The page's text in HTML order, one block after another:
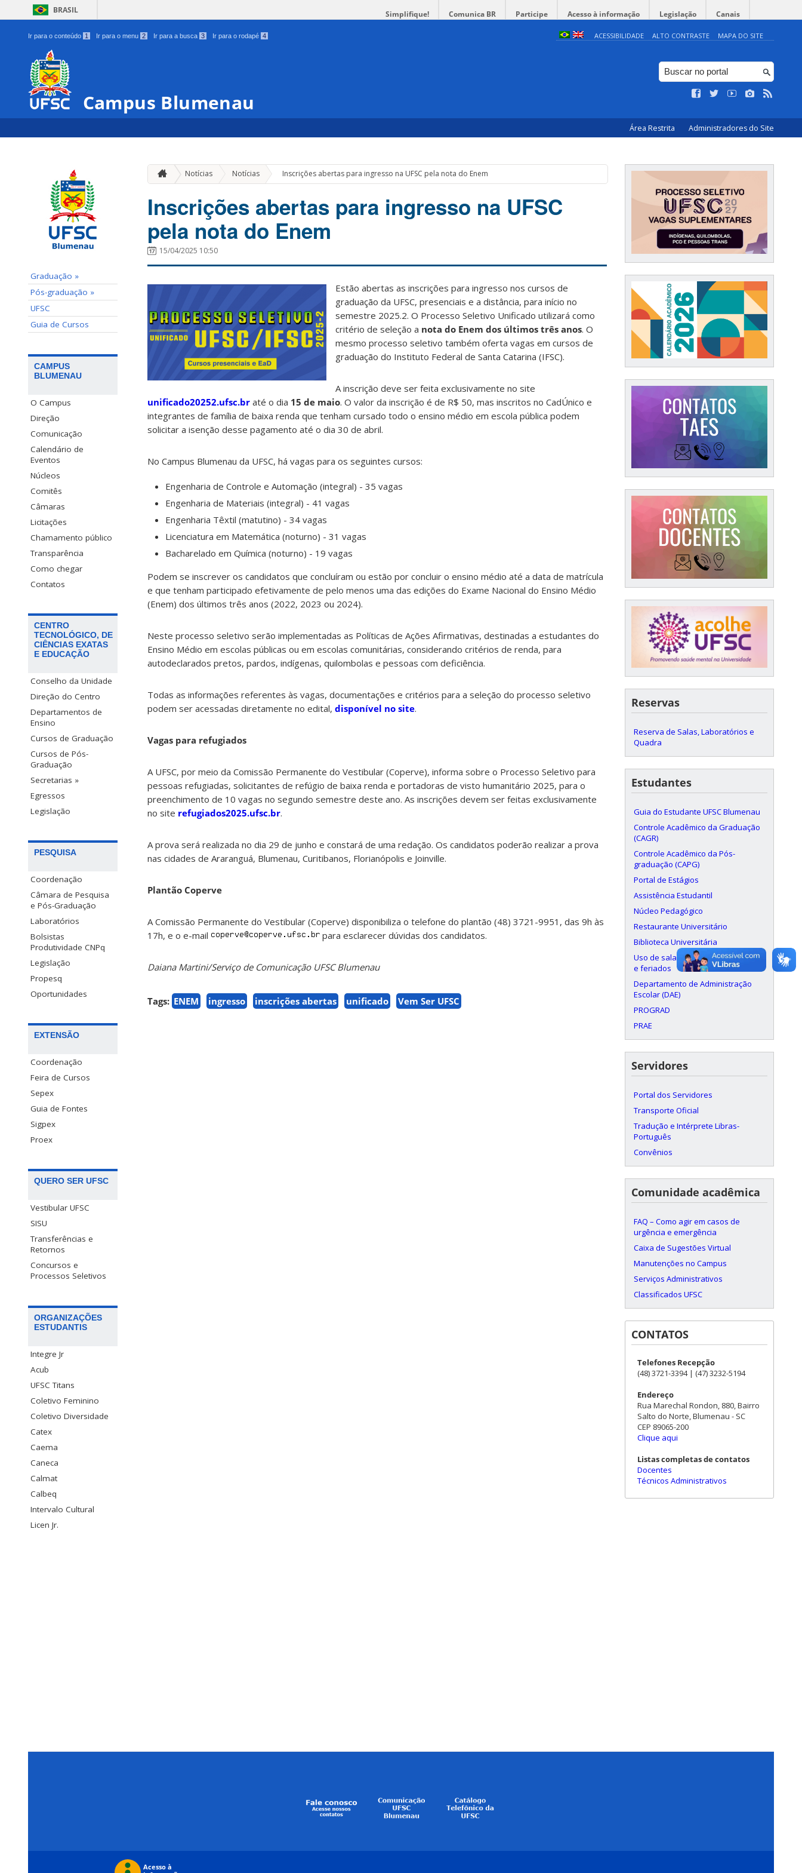
BRASIL Simplifique! Comunica BR Participe Acesso à informação Legislação Canais
Ir para o conteúdo 1 Ir para o menu 2 Ir para a busca 3 Ir para o rodapé 4 ACESSIBILIDADE ALTO CONTRASTE MAPA DO SITE
Campus Blumenau
Área Restrita Administradores do Site
Graduação »
Pós-graduação »
UFSC
Guia de Cursos
CAMPUS
BLUMENAU
O Campus
Direção
Comunicação
Calendário de
Eventos
Núcleos
Comitês
Câmaras
Licitações
Chamamento público
Transparência
Como chegar
Contatos
CENTRO
TECNOLÓGICO, DE
CIÊNCIAS EXATAS
E EDUCAÇÃO
Conselho da Unidade
Direção do Centro
Departamentos de
Ensino
Cursos de Graduação
Cursos de Pós-
Graduação
Secretarias »
Egressos
Legislação
PESQUISA
Coordenação
Câmara de Pesquisa
e Pós-Graduação
Laboratórios
Bolsistas
Produtividade CNPq
Legislação
Propesq
Oportunidades
EXTENSÃO
Coordenação
Feira de Cursos
Sepex
Guia de Fontes
Sigpex
Proex
QUERO SER UFSC
Vestibular UFSC
SISU
Transferências e
Retornos
Concursos e
Processos Seletivos
ORGANIZAÇÕES
ESTUDANTIS
Integre Jr
Acub
UFSC Titans
Coletivo Feminino
Coletivo Diversidade
Catex
Caema
Caneca
Calmat
Calbeq
Intervalo Cultural
Licen Jr.
Notícias Notícias » Inscrições abertas para ingresso na UFSC pela nota do Enem
Inscrições abertas para ingresso na UFSC
pela nota do Enem
15/04/2025 10:50
Estão abertas as inscrições para ingresso nos cursos de
graduação da UFSC, presenciais e a distância, para início no
semestre 2025.2. O Processo Seletivo Unificado utilizará como
critério de seleção a nota do Enem dos últimos três anos. O
mesmo processo seletivo também oferta vagas em cursos de
graduação do Instituto Federal de Santa Catarina (IFSC).
A inscrição deve ser feita exclusivamente no site
unificado20252.ufsc.br até o dia 15 de maio. O valor da inscrição é de R$ 50, mas inscritos no CadÚnico e
integrantes de família de baixa renda que tenham cursado todo o ensino médio em escola pública podem
solicitar a isenção desse pagamento até o dia 30 de abril.
No Campus Blumenau da UFSC, há vagas para os seguintes cursos:
Engenharia de Controle e Automação (integral) - 35 vagas
Engenharia de Materiais (integral) - 41 vagas
Engenharia Têxtil (matutino) - 34 vagas
Licenciatura em Matemática (noturno) - 31 vagas
Bacharelado em Química (noturno) - 19 vagas
Podem se inscrever os candidatos que concluíram ou estão por concluir o ensino médio até a data de matrícula
e que tenham participado efetivamente de pelo menos uma das edições do Exame Nacional do Ensino Médio
(Enem) dos últimos três anos (2022, 2023 ou 2024).
Neste processo seletivo serão implementadas as Políticas de Ações Afirmativas, destinadas a estudantes do
Ensino Médio em escolas públicas ou em escolas comunitárias, considerando critérios de renda, para
autodeclarados pretos, pardos, indígenas, quilombolas e pessoas com deficiência.
Todas as informações referentes às vagas, documentações e critérios para a seleção do processo seletivo
podem ser acessadas diretamente no edital, disponível no site.
Vagas para refugiados
A UFSC, por meio da Comissão Permanente do Vestibular (Coperve), informa sobre o Processo Seletivo para
pessoas refugiadas, solicitantes de refúgio de baixa renda e portadoras de visto humanitário 2025, para o
preenchimento de 10 vagas no segundo semestre deste ano. As inscrições devem ser feitas exclusivamente
no site refugiados2025.ufsc.br.
A prova será realizada no dia 29 de junho e constará de uma redação. Os candidatos poderão realizar a prova
nas cidades de Araranguá, Blumenau, Curitibanos, Florianópolis e Joinville.
Plantão Coperve
A Comissão Permanente do Vestibular (Coperve) disponibiliza o telefone do plantão (48) 3721-9951, das 9h às
17h, e o e-mail
para esclarecer dúvidas dos candidatos.
Daiana Martini/Serviço de Comunicação UFSC Blumenau
Tags: ENEM ingresso inscrições abertas unificado Vem Ser UFSC
Reservas
Reserva de Salas, Laboratórios e
Quadra
Estudantes
Guia do Estudante UFSC Blumenau
Controle Acadêmico da Graduação
(CAGR)
Controle Acadêmico da Pós-
graduação (CAPG)
Portal de Estágios
Assistência Estudantil
Núcleo Pedagógico
Restaurante Universitário
Biblioteca Universitária
Uso de salas aos finais de semana
e feriados
Departamento de Administração
Escolar (DAE)
PROGRAD
PRAE
Servidores
Portal dos Servidores
Transporte Oficial
Tradução e Intérprete Libras-
Português
Convênios
Comunidade acadêmica
FAQ – Como agir em casos de
urgência e emergência
Caixa de Sugestões Virtual
Manutenções no Campus
Serviços Administrativos
Classificados UFSC
CONTATOS
Telefones Recepção
(48) 3721-3394 | (47) 3232-5194
Endereço
Rua Marechal Rondon, 880, Bairro
Salto do Norte, Blumenau - SC
CEP 89065-200
Clique aqui
Listas completas de contatos
Docentes
Técnicos Administrativos